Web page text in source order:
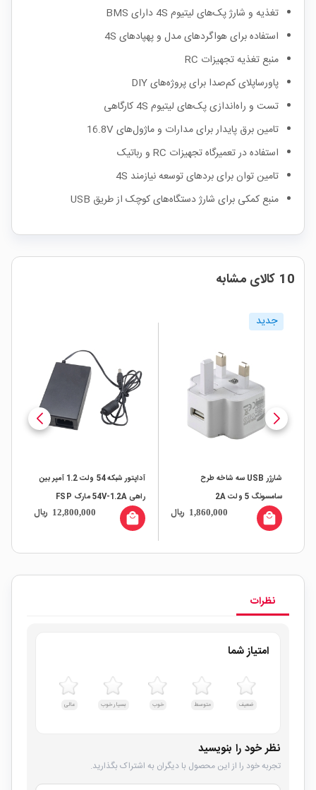
تغذیه و شارژ پک‌های لیتیوم 4S دارای BMS
استفاده برای هواگردهای مدل و پهپادهای 4S
منبع تغذیه تجهیزات RC
پاورساپلای کم‌صدا برای پروژه‌های DIY
تست و راه‌اندازی پک‌های لیتیوم 4S کارگاهی
تامین برق پایدار برای مدارات و ماژول‌های 16.8V
استفاده در تعمیرگاه تجهیزات RC و رباتیک
تامین توان برای بردهای توسعه نیازمند 4S
منبع کمکی برای شارژ دستگاه‌های کوچک از طریق USB
10 کالای مشابه
جدید
شارژر USB سه شاخه طرح
سامسونگ 5 ولت 2A
1,860,000 ریال local_mall
آداپتور شبکه 54 ولت 1.2 آمپر بین
راهی 54V-1.2A مارک FSP
12,800,000 ریال local_mall
نظرات
امتیاز شما
ضعیف متوسط خوب بسیار خوب عالی
نظر خود را بنویسید
تجربه خود را از این محصول با دیگران به اشتراک بگذارید.